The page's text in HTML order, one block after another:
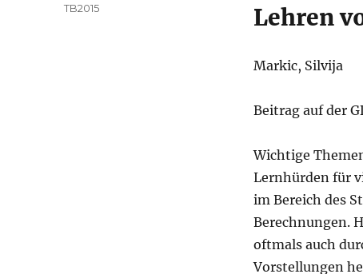
Lehren
Markic, Silvija
Beitrag auf der
Wichtige
Lernhürden für
im Bereich des
Berechnungen.
oftmals auch
Vorstellungen
Veröffentlicht
Kategorien
TB2015